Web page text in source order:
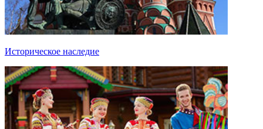
Историческое наследие